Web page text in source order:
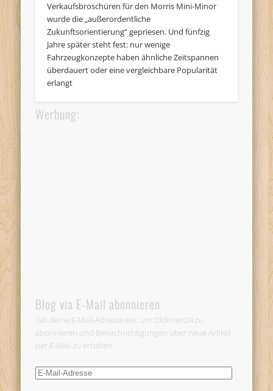
Verkaufsbroschüren für den Morris Mini-Minor
wurde die „außerordentliche
Zukunftsorientierung“ gepriesen. Und fünfzig
Jahre später steht fest: nur wenige
Fahrzeugkonzepte haben ähnliche Zeitspannen
überdauert oder eine vergleichbare Popularität
erlangt
Werbung:
Blog via E-Mail abonnieren
Gib deine E-Mail-Adresse ein, um Oldtimer24 zu
abonnieren und Benachrichtigungen über neue Artikel
per E-Mail zu erhalten.
E-